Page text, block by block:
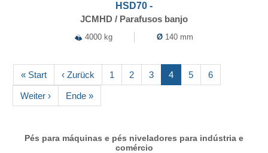
HSD70 -
JCMHD / Parafusos banjo
4000 kg Ø 140 mm
« Start ‹ Zurück 1 2 3 4 5 6
Weiter › Ende »
Pés para máquinas e pés niveladores para indústria e
comércio